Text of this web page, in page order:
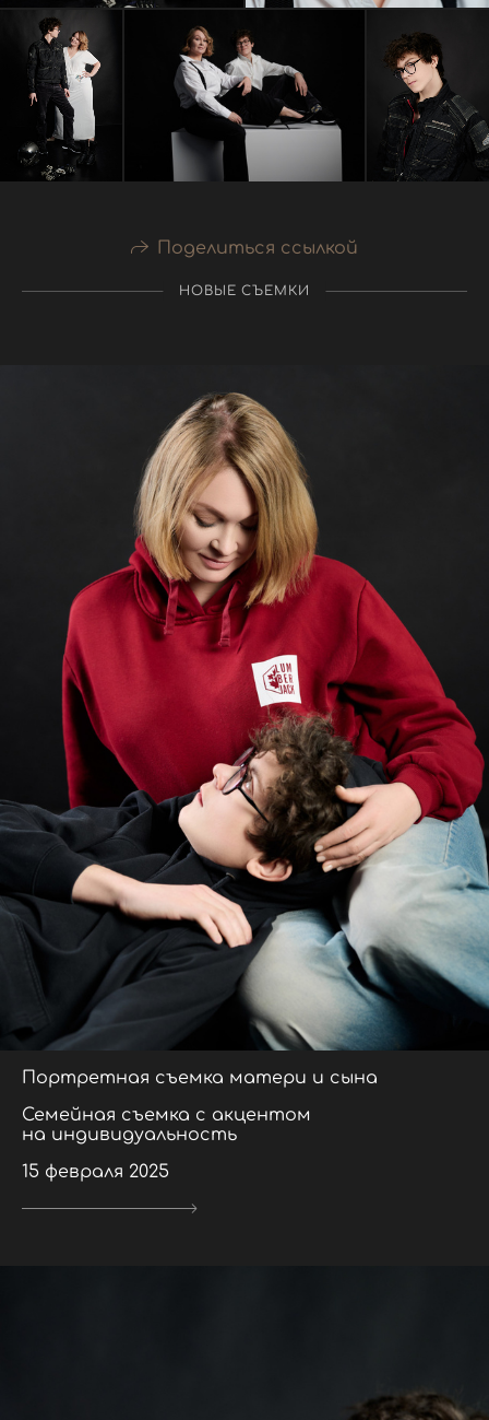
Поделиться ссылкой
НОВЫЕ СЪЕМКИ
Портретная съемка матери и сына
Семейная съемка с акцентом
на индивидуальность
15 февраля 2025